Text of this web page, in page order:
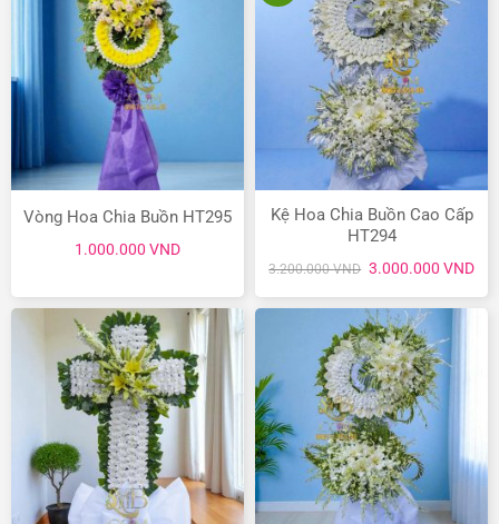
Vòng Hoa Chia Buồn HT295
1.000.000 VND
Kệ Hoa Chia Buồn Cao Cấp
HT294
3.200.000VND Giá
gốc
là:
3.200.000 VND.
3.000.000 VNDGiá
tại